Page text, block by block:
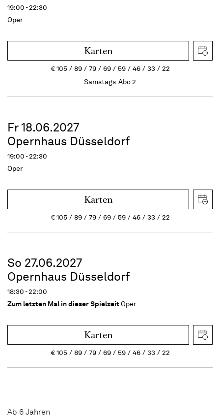
19:00 - 22:30
Oper
Karten
€105 89 79 69 59 46 33
22
Samstags-Abo 2
Fr 18.06.2027
Opernhaus Düsseldorf
19:00 - 22:30
Oper
Karten
€105 89 79 69 59 46 33 22
So 27.06.2027
Opernhaus Düsseldorf
18:30 - 22:00
Zum letzten Mal in dieser SpielzeitOper
Karten
€105 89 79 69 59 46 33 22
Ab 6 Jahren